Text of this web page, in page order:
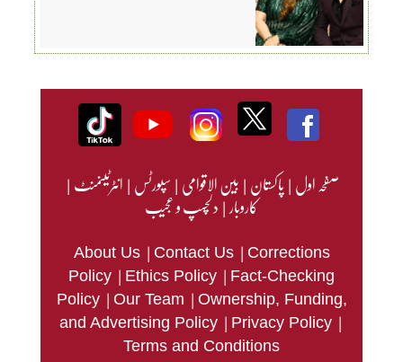
صفحہ اول|پاکستان|بین الاقوامی|سپورٹس|انٹرٹینمنٹ|
کاروبار|دلچسپ و عجیب
About Us | Contact Us | Corrections
Policy | Ethics Policy | Fact-Checking
Policy | Our Team | Ownership, Funding,
and Advertising Policy | Privacy Policy |
Terms and Conditions